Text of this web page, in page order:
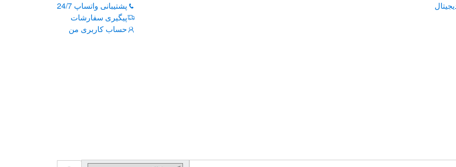
پشتیبانی واتساپ 24/7
پیگیری سفارشات
حساب کاربری من